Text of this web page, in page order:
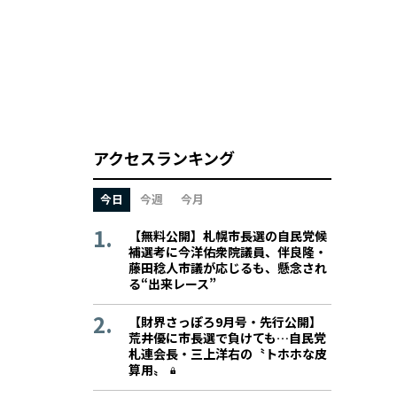
アクセスランキング
今日 今週 今月
【無料公開】札幌市長選の自民党候
補選考に今洋佑衆院議員、伴良隆・
藤田稔人市議が応じるも、懸念され
る“出来レース”
【財界さっぽろ9月号・先行公開】
荒井優に市長選で負けても…自民党
札連会長・三上洋右の〝トホホな皮
算用〟